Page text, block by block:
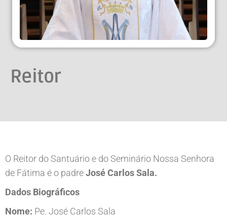
Reitor
O Reitor do Santuário e do Seminário Nossa Senhora
de Fátima é o padreJosé Carlos Sala.
Dados Biográficos
Nome: Pe. José Carlos Sala